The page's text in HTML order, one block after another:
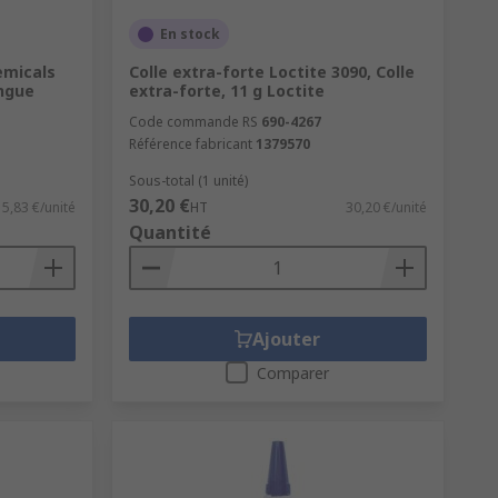
exemple, permettent de répartir la
le niveau d'adhérence.
est au cœur de l'action de
accélèrent le durcissement
pour diminuer la force
freins filet permettent d'éviter le
€/unité
En stock
Colle extra-forte Loctite 3090, Colle
extra-forte, 11 g Loctite
Code commande RS 690-4267
Référence fabricant 1379570
Sous-total (1 unité)
30,20 €HT 30,20 €/unité
Quantité
Ajouter
Comparer